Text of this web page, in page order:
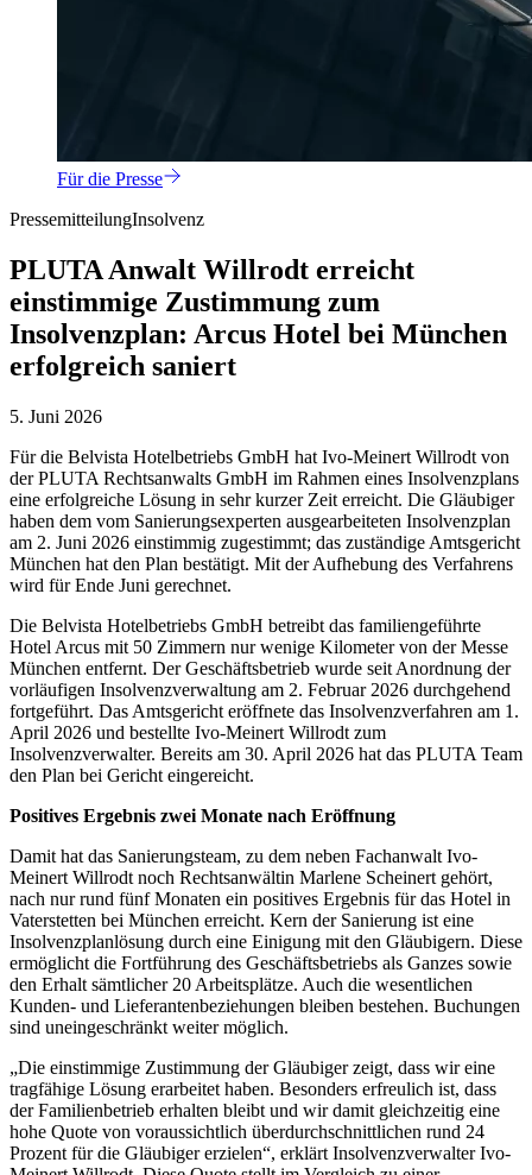
Für die Presse
PressemitteilungInsolvenz
PLUTA Anwalt Willrodt erreicht
einstimmige Zustimmung zum
Insolvenzplan: Arcus Hotel bei München
erfolgreich saniert
5. Juni 2026
Für die Belvista Hotelbetriebs GmbH hat Ivo-Meinert Willrodt von
der PLUTA Rechtsanwalts GmbH im Rahmen eines Insolvenzplans
eine erfolgreiche Lösung in sehr kurzer Zeit erreicht. Die Gläubiger
haben dem vom Sanierungsexperten ausgearbeiteten Insolvenzplan
am 2. Juni 2026 einstimmig zugestimmt; das zuständige Amtsgericht
München hat den Plan bestätigt. Mit der Aufhebung des Verfahrens
wird für Ende Juni gerechnet.
Die Belvista Hotelbetriebs GmbH betreibt das familiengeführte
Hotel Arcus mit 50 Zimmern nur wenige Kilometer von der Messe
München entfernt. Der Geschäftsbetrieb wurde seit Anordnung der
vorläufigen Insolvenzverwaltung am 2. Februar 2026 durchgehend
fortgeführt. Das Amtsgericht eröffnete das Insolvenzverfahren am 1.
April 2026 und bestellte Ivo-Meinert Willrodt zum
Insolvenzverwalter. Bereits am 30. April 2026 hat das PLUTA Team
den Plan bei Gericht eingereicht.
Positives Ergebnis zwei Monate nach Eröffnung
Damit hat das Sanierungsteam, zu dem neben Fachanwalt Ivo-
Meinert Willrodt noch Rechtsanwältin Marlene Scheinert gehört,
nach nur rund fünf Monaten ein positives Ergebnis für das Hotel in
Vaterstetten bei München erreicht. Kern der Sanierung ist eine
Insolvenzplanlösung durch eine Einigung mit den Gläubigern. Diese
ermöglicht die Fortführung des Geschäftsbetriebs als Ganzes sowie
den Erhalt sämtlicher 20 Arbeitsplätze. Auch die wesentlichen
Kunden- und Lieferantenbeziehungen bleiben bestehen. Buchungen
sind uneingeschränkt weiter möglich.
„Die einstimmige Zustimmung der Gläubiger zeigt, dass wir eine
tragfähige Lösung erarbeitet haben. Besonders erfreulich ist, dass
der Familienbetrieb erhalten bleibt und wir damit gleichzeitig eine
hohe Quote von voraussichtlich überdurchschnittlichen rund 24
Prozent für die Gläubiger erzielen“, erklärt Insolvenzverwalter Ivo-